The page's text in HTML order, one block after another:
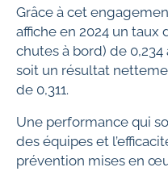
Grâce à cet
affiche en 2024 un taux
chutes à bord) de
soit un résultat
de 0,311.
Une performance qui
des équipes et
prévention mises en